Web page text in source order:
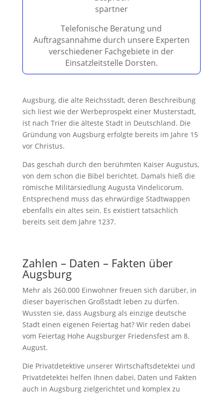
Telefonische Beratung und
Auftragsannahme durch unsere Experten
verschiedener Fachgebiete in der
Einsatzleitstelle Dorsten.
Augsburg, die alte Reichsstadt, deren Beschreibung
sich liest wie der Werbeprospekt einer Musterstadt,
ist nach Trier die älteste Stadt in Deutschland. Die
Gründung von Augsburg erfolgte bereits im Jahre 15
vor Christus.
Das geschah durch den berühmten Kaiser Augustus,
von dem schon die Bibel berichtet. Damals hieß die
römische Militärsiedlung Augusta Vindelicorum.
Entsprechend muss das ehrwürdige Stadtwappen
ebenfalls ein altes sein. Es existiert tatsächlich
bereits seit dem Jahre 1237.
Zahlen – Daten – Fakten über
Augsburg
Mehr als 260.000 Einwohner freuen sich darüber, in
dieser bayerischen Großstadt leben zu dürfen.
Wussten sie, dass Augsburg als einzige deutsche
Stadt einen eigenen Feiertag hat? Wir reden dabei
vom Feiertag Hohe Augsburger Friedensfest am 8.
August.
Die Privatdetektive unserer Wirtschaftsdetektei und
Privatdetektei helfen Ihnen dabei, Daten und Fakten
auch in Augsburg zielgerichtet und komplex zu